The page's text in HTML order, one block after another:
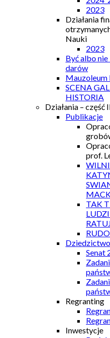
2023
Działania
Nauki
2023
Być albo
darów
Mauzoleum
SCENA
HISTORIA
Działania – część
Publikacje
prof.
TAK
Dziedzictwo
Senat
Regranting
Inwestycje